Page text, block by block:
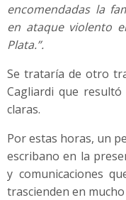
encomendadas la
en ataque violento
Plata.”.
Se trataría de otro
Cagliardi que resultó
claras.
Por estas horas, un
escribano en la
y comunicaciones
trascienden en